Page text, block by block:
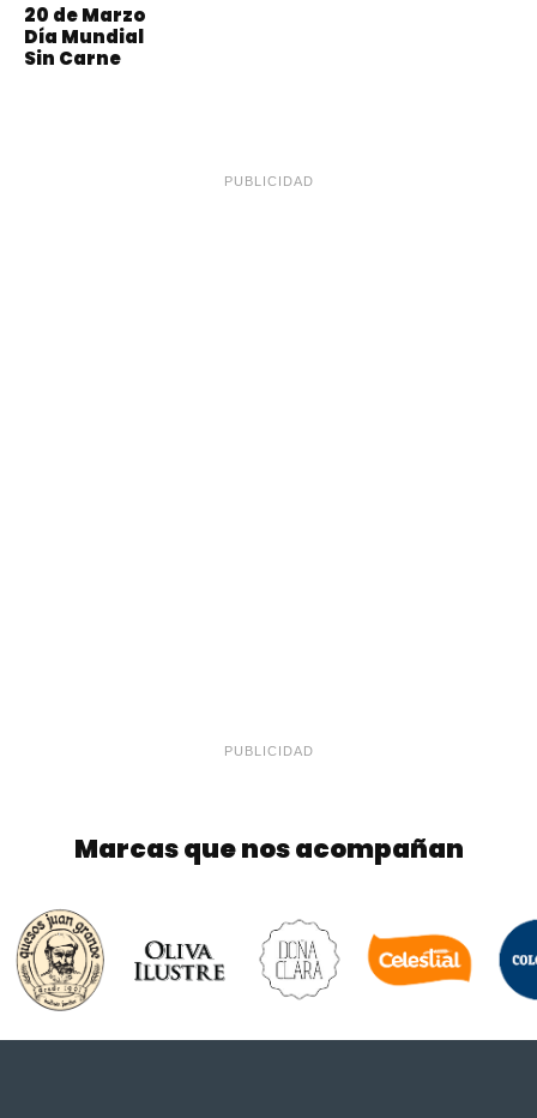
20 de Marzo
Día Mundial
Sin Carne
PUBLICIDAD
PUBLICIDAD
Marcas que nos acompañan